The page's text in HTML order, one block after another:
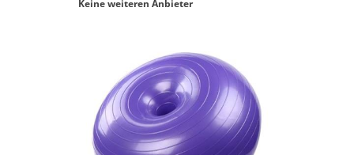
Keine weiteren Anbieter